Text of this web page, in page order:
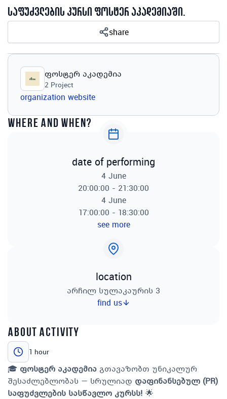
საფუძვლების კურსი ფოსტერ აკადემიაში.
share
ფოსტერ აკადემია
2 Project
organization website
where and when?
date of performing
4 June
20:00:00 - 21:30:00
4 June
17:00:00 - 18:30:00
see more
location
არჩილ სულაკაურის 3
find us
about activity
1 hour
🎓 ფოსტერ აკადემია გთავაზობთ უნიკალურ
შესაძლებლობას — სრულიად დაფინანსებულ (PR)
საფუძვლების სასწავლო კურსს! 🌟